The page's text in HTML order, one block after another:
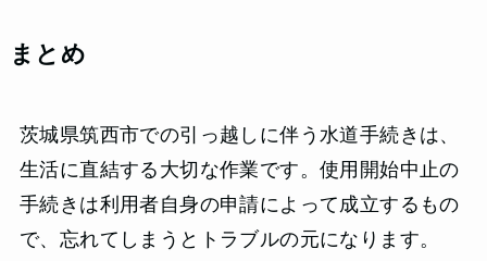
まとめ
茨城県筑西市での引っ越しに伴う水道手続きは、
生活に直結する大切な作業です。使用開始中止の
手続きは利用者自身の申請によって成立するもの
で、忘れてしまうとトラブルの元になります。